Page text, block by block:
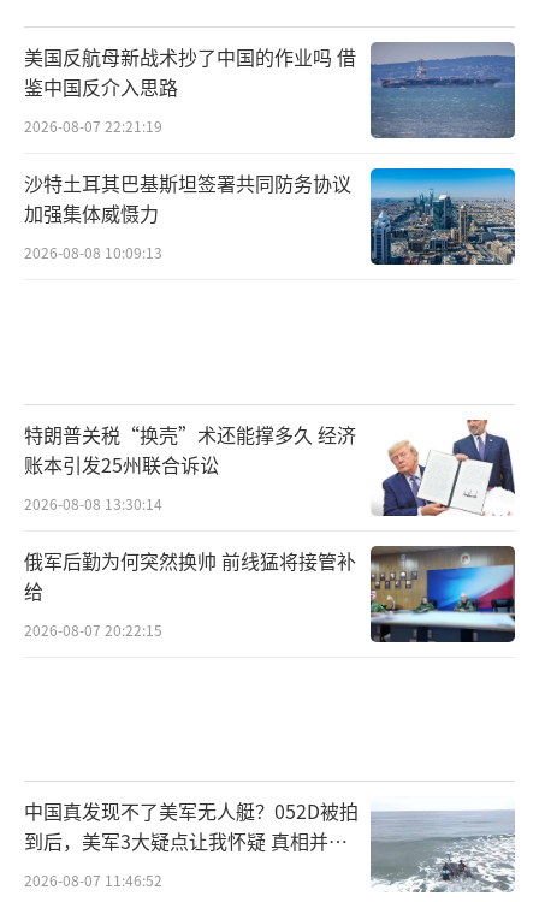
美国反航母新战术抄了中国的作业吗 借
鉴中国反介入思路
2026-08-07 22:21:19
沙特土耳其巴基斯坦签署共同防务协议
加强集体威慑力
2026-08-08 10:09:13
特朗普关税“换壳”术还能撑多久 经济
账本引发25州联合诉讼
2026-08-08 13:30:14
俄军后勤为何突然换帅 前线猛将接管补
给
2026-08-07 20:22:15
中国真发现不了美军无人艇？052D被拍
到后，美军3大疑点让我怀疑 真相并非
如此
2026-08-07 11:46:52